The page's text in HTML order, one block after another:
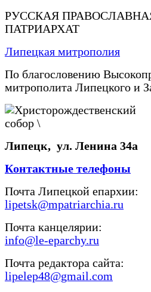
РУССКАЯ
ПАТРИАРХАТ
Липецкая митрополия
По благословению
митрополита Липецкого и
Липецк, ул. Ленина 34а
Контактные телефоны
Почта Липецкой епархии:
lipetsk@mpatriarchia.ru
Почта канцелярии:
info@le-eparchy.ru
Почта редактора сайта:
lipelep48@gmail.com